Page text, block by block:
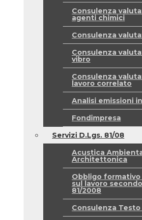
Consulenza
agenti chimici
Consulenza
Consulenza
vibro
Consulenza
lavoro correlato
Analisi emissioni
Fondimpresa
Servizi D.Lgs. 81/08
Acustica
Architettonica
Obbligo formativo
sul lavoro
81/2008
Consulenza Testo